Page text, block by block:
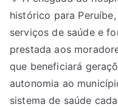
histórico para
serviços de saúde e
prestada aos
que beneficiará
autonomia ao
sistema de saúde